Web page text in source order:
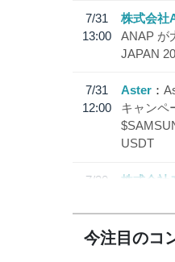
7/31
13:00
株式会社
ANAP が
JAPAN
7/31
12:00
Aster
キャンペ
USDT
7/30
株式会社
「 JPYC
今注目のコ